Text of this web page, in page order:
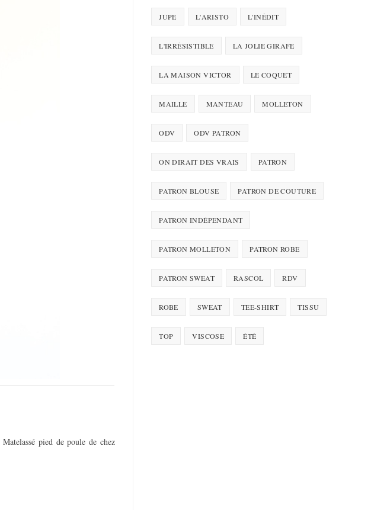
Matelassé pied de poule de chez
JUPE L'ARISTO L'INÉDIT
L'IRRÉSISTIBLE LA JOLIE GIRAFE
LA MAISON VICTOR LE COQUET
MAILLE MANTEAU MOLLETON
ODV ODV PATRON
ON DIRAIT DES VRAIS PATRON
PATRON BLOUSE PATRON DE COUTURE
PATRON INDÉPENDANT
PATRON MOLLETON PATRON ROBE
PATRON SWEAT RASCOL RDV
ROBE SWEAT TEE-SHIRT TISSU
TOP VISCOSE ÉTÉ